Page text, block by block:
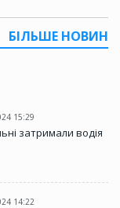
БІЛЬШЕ НОВИН
15:29
затримали водія
14:22